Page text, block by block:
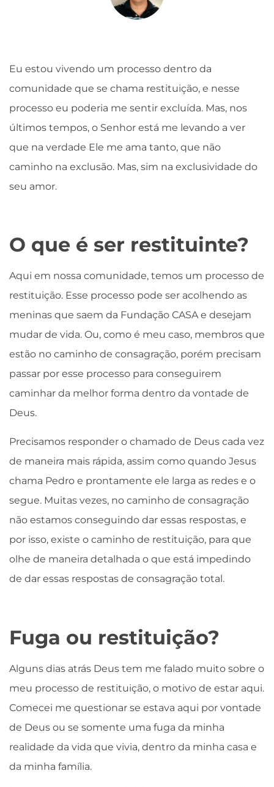
Eu estou vivendo um processo dentro da
comunidade que se chama restituição, e nesse
processo eu poderia me sentir excluída. Mas, nos
últimos tempos, o Senhor está me levando a ver
que na verdade Ele me ama tanto, que não
caminho na exclusão. Mas, sim na exclusividade do
seu amor.
O que é ser restituinte?
Aqui em nossa comunidade, temos um processo de
restituição. Esse processo pode ser acolhendo as
meninas que saem da Fundação CASA e desejam
mudar de vida. Ou, como é meu caso, membros que
estão no caminho de consagração, porém precisam
passar por esse processo para conseguirem
caminhar da melhor forma dentro da vontade de
Deus.
Precisamos responder o chamado de Deus cada vez
de maneira mais rápida, assim como quando Jesus
chama Pedro e prontamente ele larga as redes e o
segue. Muitas vezes, no caminho de consagração
não estamos conseguindo dar essas respostas, e
por isso, existe o caminho de restituição, para que
olhe de maneira detalhada o que está impedindo
de dar essas respostas de consagração total.
Fuga ou restituição?
Alguns dias atrás Deus tem me falado muito sobre o
meu processo de restituição, o motivo de estar aqui.
Comecei me questionar se estava aqui por vontade
de Deus ou se somente uma fuga da minha
realidade da vida que vivia, dentro da minha casa e
da minha família.